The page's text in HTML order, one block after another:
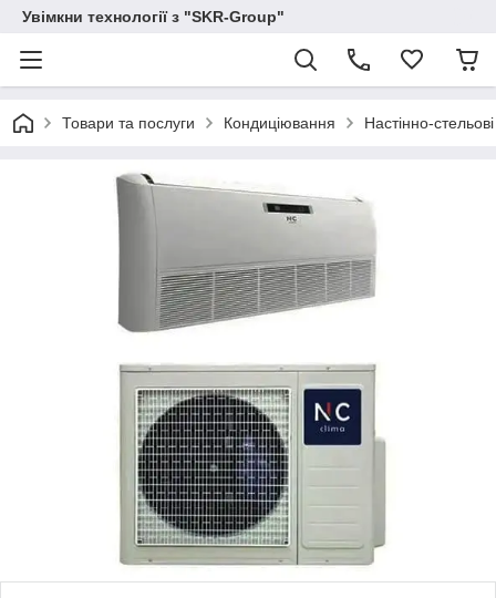
Увімкни технології з "SKR-Group"
Товари та послуги Кондиціювання Настінно-